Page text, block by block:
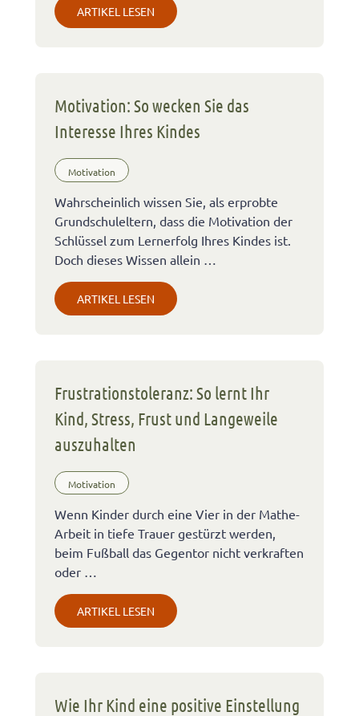
ARTIKEL LESEN
Motivation: So wecken Sie das
Interesse Ihres Kindes
Motivation
Wahrscheinlich wissen Sie, als erprobte
Grundschuleltern, dass die Motivation der
Schlüssel zum Lernerfolg Ihres Kindes ist.
Doch dieses Wissen allein …
ARTIKEL LESEN
Frustrationstoleranz: So lernt Ihr
Kind, Stress, Frust und Langeweile
auszuhalten
Motivation
Wenn Kinder durch eine Vier in der Mathe-
Arbeit in tiefe Trauer gestürzt werden,
beim Fußball das Gegentor nicht verkraften
oder …
ARTIKEL LESEN
Wie Ihr Kind eine positive Einstellung